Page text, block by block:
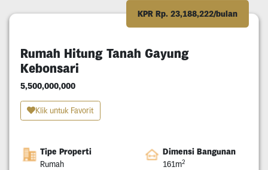
KPR Rp. 23,188,222/bulan
Rumah Hitung Tanah Gayung
Kebonsari
5,500,000,000
Klik untuk Favorit
Tipe Properti
Rumah
Dimensi Bangunan
161m2